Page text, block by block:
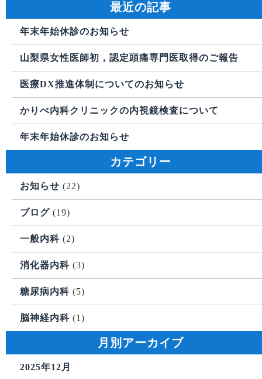
最近の記事
年末年始休診のお知らせ
山梨県女性医師初，認定頭痛専門医取得のご報告
医療DX推進体制についてのお知らせ
かりべ内科クリニックの内視鏡検査について
年末年始休診のお知らせ
カテゴリー
お知らせ (22)
ブログ (19)
一般内科 (2)
消化器内科 (3)
糖尿病内科 (5)
脳神経内科 (1)
月別アーカイブ
2025年12月